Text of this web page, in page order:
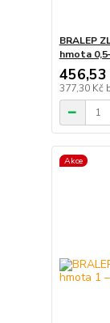
BRALEP
hmota
456,53
377,30 Kč
Akce